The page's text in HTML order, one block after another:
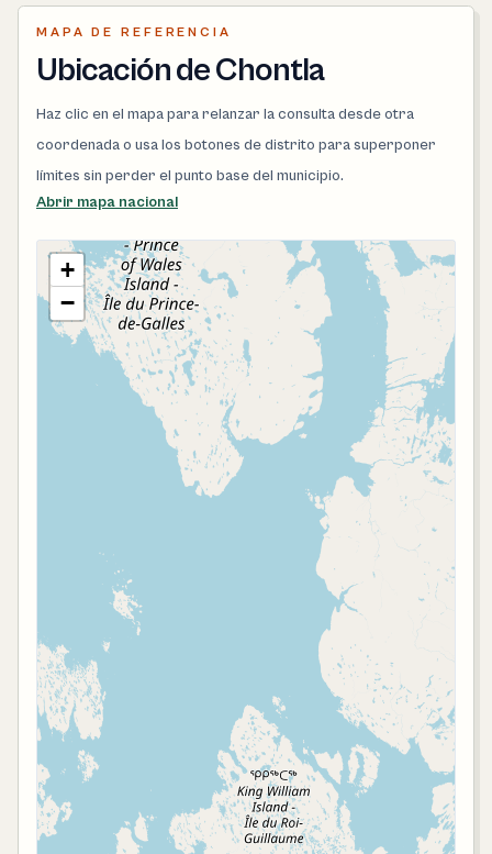
MAPA DE REFERENCIA
Ubicación de Chontla
Haz clic en el mapa para relanzar la consulta desde otra
coordenada o usa los botones de distrito para superponer
límites sin perder el punto base del municipio.
Abrir mapa nacional
+
−